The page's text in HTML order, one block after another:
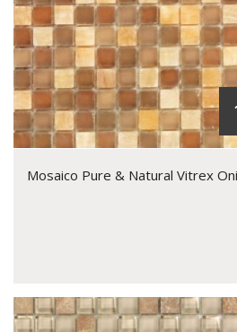
Mosaico Pure & Natural Vitrex